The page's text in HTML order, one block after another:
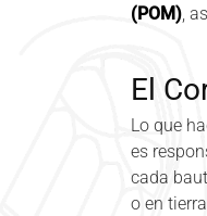
(POM),
El
Lo que
es
cada
o en